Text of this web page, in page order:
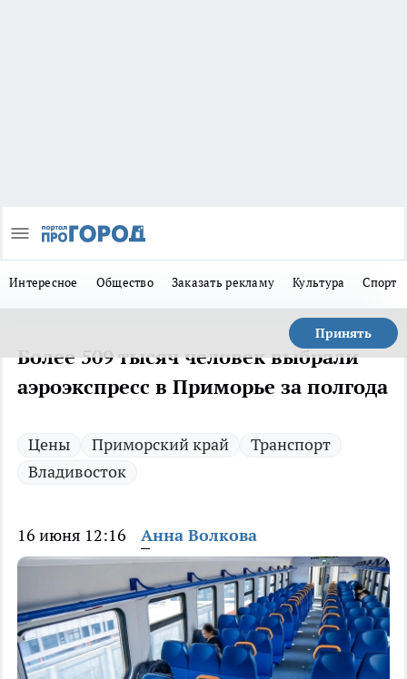
Интересное Общество Заказать рекламу Культура Спорт
Принять
Более 509 тысяч человек выбрали
аэроэкспресс в Приморье за полгода
Цены Приморский край
Транспорт
Владивосток
16 июня 12:16 Анна Волкова